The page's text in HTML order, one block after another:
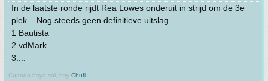
In de laatste ronde rijdt Rea Lowes onderuit in strijd om de 3e
plek... Nog steeds geen definitieve uitslag ..
1 Bautista
2 vdMark
3....
Cuando haya sol, hay Chufi